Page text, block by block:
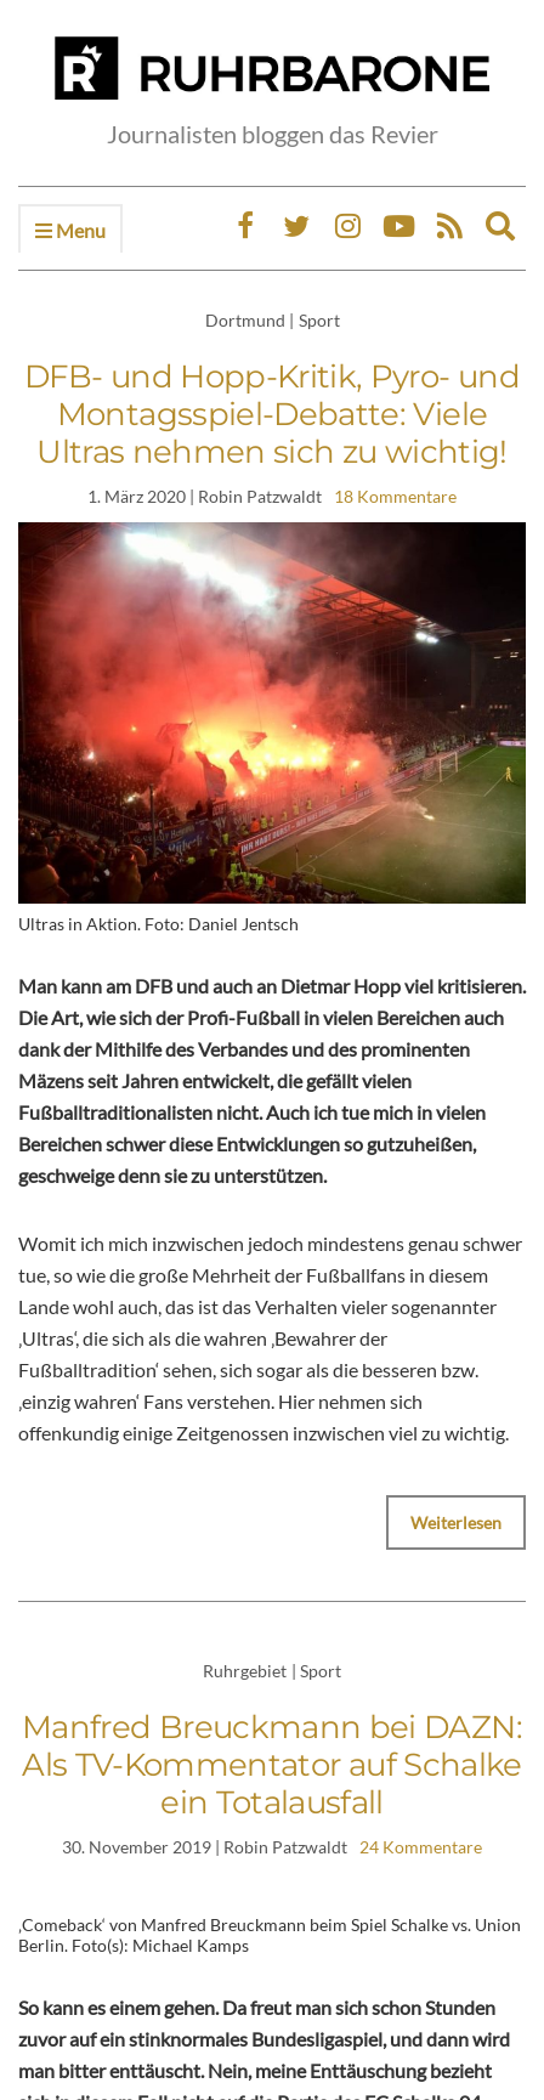
Journalisten bloggen das Revier
Menu
Dortmund | Sport
DFB- und Hopp-Kritik, Pyro- und
Montagsspiel-Debatte: Viele
Ultras nehmen sich zu wichtig!
1. März 2020 | Robin Patzwaldt 18 Kommentare
Ultras in Aktion. Foto: Daniel Jentsch
Man kann am DFB und auch an Dietmar Hopp viel kritisieren.
Die Art, wie sich der Profi-Fußball in vielen Bereichen auch
dank der Mithilfe des Verbandes und des prominenten
Mäzens seit Jahren entwickelt, die gefällt vielen
Fußballtraditionalisten nicht. Auch ich tue mich in vielen
Bereichen schwer diese Entwicklungen so gutzuheißen,
geschweige denn sie zu unterstützen.
Womit ich mich inzwischen jedoch mindestens genau schwer
tue, so wie die große Mehrheit der Fußballfans in diesem
Lande wohl auch, das ist das Verhalten vieler sogenannter
‚Ultras‘, die sich als die wahren ‚Bewahrer der
Fußballtradition‘ sehen, sich sogar als die besseren bzw.
‚einzig wahren‘ Fans verstehen. Hier nehmen sich
offenkundig einige Zeitgenossen inzwischen viel zu wichtig.
Weiterlesen
Ruhrgebiet | Sport
Manfred Breuckmann bei DAZN:
Als TV-Kommentator auf Schalke
ein Totalausfall
30. November 2019 | Robin Patzwaldt 24 Kommentare
‚Comeback‘ von Manfred Breuckmann beim Spiel Schalke vs. Union
Berlin. Foto(s): Michael Kamps
So kann es einem gehen. Da freut man sich schon Stunden
zuvor auf ein stinknormales Bundesligaspiel, und dann wird
man bitter enttäuscht. Nein, meine Enttäuschung bezieht